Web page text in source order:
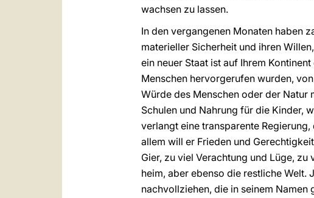
wachsen zu lassen.
In den vergangenen Monaten haben
materieller Sicherheit und ihren
ein neuer Staat ist auf Ihrem
Menschen hervorgerufen wurden,
Würde des Menschen oder der Natur
Schulen und Nahrung für die Kinder,
verlangt eine transparente
allem will er Frieden und
Gier, zu viel Verachtung und Lüge,
heim, aber ebenso die restliche
nachvollziehen, die in seinem